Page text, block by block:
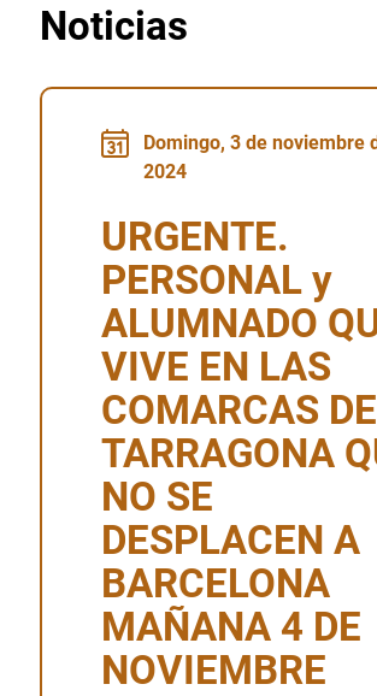
Noticias
Domingo, 3 de noviembre
2024
URGENTE.
PERSONAL y
ALUMNADO
VIVE EN LAS
COMARCAS DE
TARRAGONA
NO SE
DESPLACEN A
BARCELONA
MAÑANA 4 DE
NOVIEMBRE